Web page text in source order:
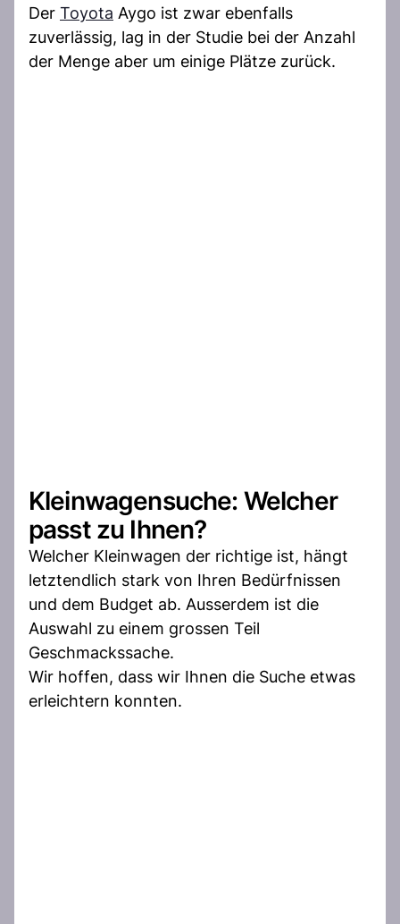
Der Toyota Aygo ist zwar ebenfalls
zuverlässig, lag in der Studie bei der Anzahl
der Menge aber um einige Plätze zurück.
Kleinwagensuche: Welcher
passt zu Ihnen?
Welcher Kleinwagen der richtige ist, hängt
letztendlich stark von Ihren Bedürfnissen
und dem Budget ab. Ausserdem ist die
Auswahl zu einem grossen Teil
Geschmackssache.
Wir hoffen, dass wir Ihnen die Suche etwas
erleichtern konnten.